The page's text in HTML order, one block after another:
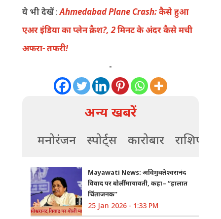
ये भी देखें :Ahmedabad Plane Crash: कैसे हुआ
एअर इंडिया का प्लेन क्रैश?, 2 मिनट के अंदर कैसे मची
अफरा- तफरी!
-
अन्य खबरें
मनोरंजन स्पोर्ट्स कारोबार राशिफल
Mayawati News: अविमुक्तेश्वरानंद
विवाद पर बोलीं मायावती, कहा– “हालात
चिंताजनक”
25 Jan 2026 - 1:33 PM